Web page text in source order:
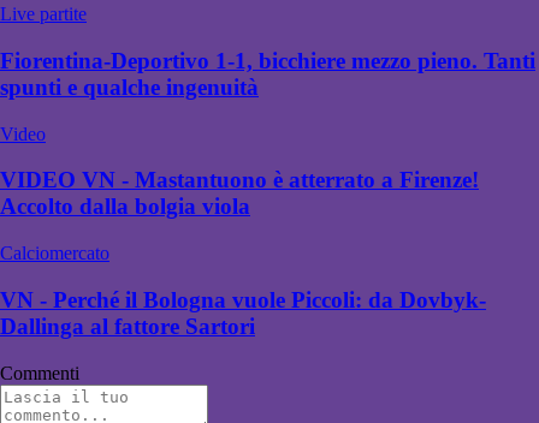
Live partite
Fiorentina-Deportivo 1-1, bicchiere mezzo pieno. Tanti
spunti e qualche ingenuità
Video
VIDEO VN - Mastantuono è atterrato a Firenze!
Accolto dalla bolgia viola
Calciomercato
VN - Perché il Bologna vuole Piccoli: da Dovbyk-
Dallinga al fattore Sartori
Commenti